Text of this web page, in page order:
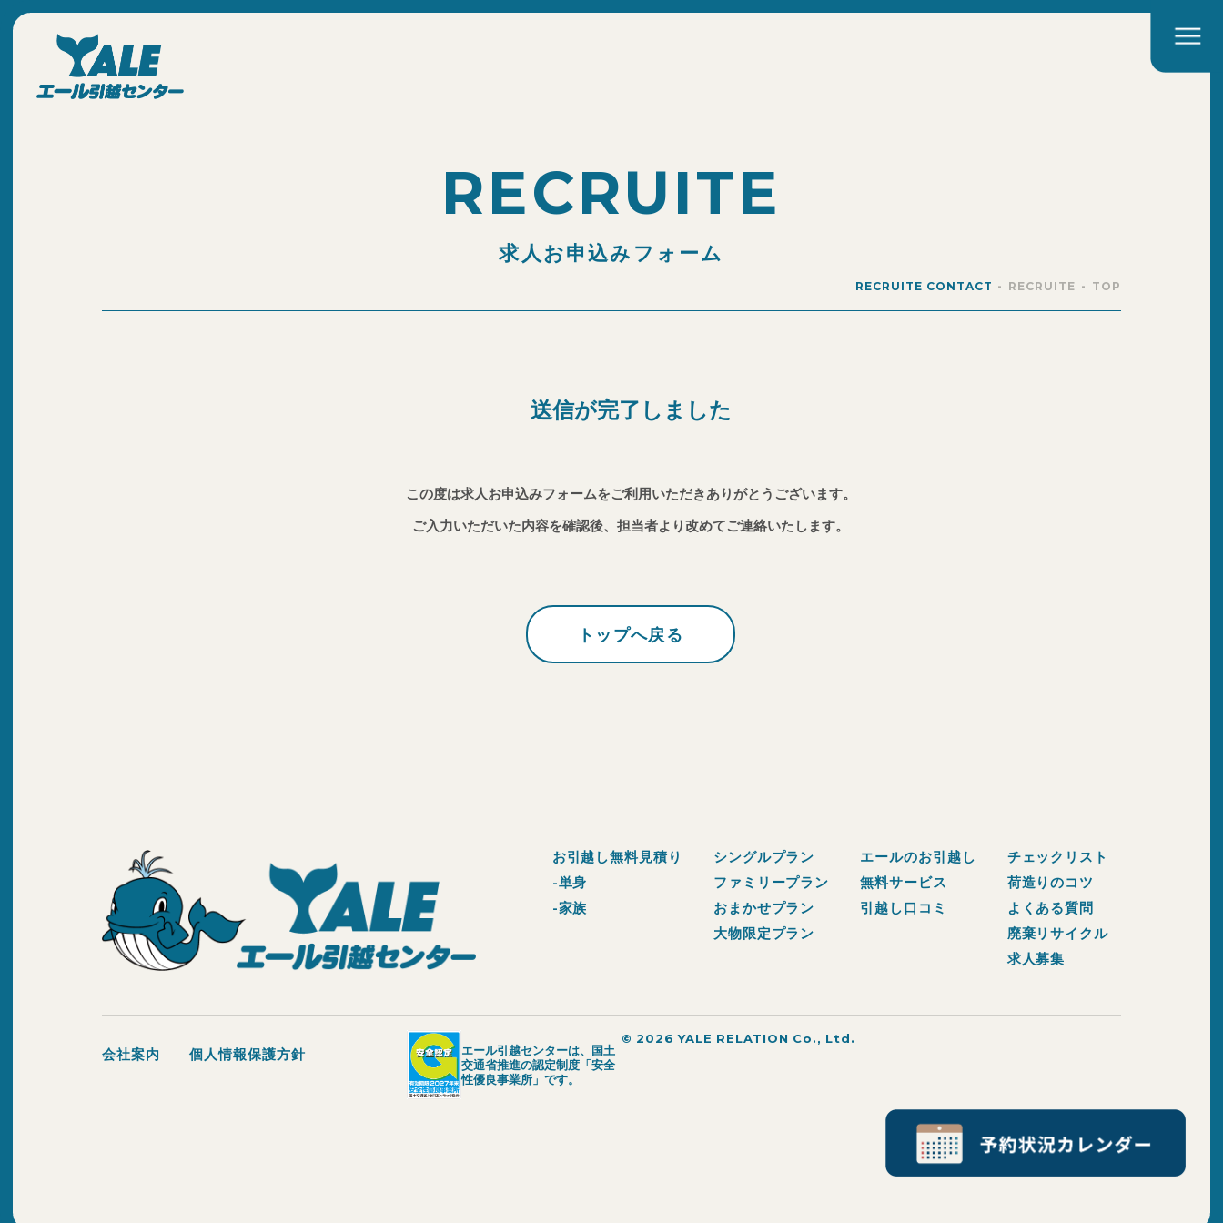
RECRUITE
求人お申込みフォーム
TOP
RECRUITE
RECRUITE CONTACT
送信が完了しました
この度は求人お申込みフォームをご利用いただきありがとうございます。
ご入力いただいた内容を確認後、担当者より改めてご連絡いたします。
トップへ戻る
お引越し無料見積り
-単身
-家族
シングルプラン
ファミリープラン
おまかせプラン
大物限定プラン
エールのお引越し
無料サービス
引越し口コミ
チェックリスト
荷造りのコツ
よくある質問
廃棄リサイクル
求人募集
会社案内 個人情報保護方針
エール引越センターは、国土
交通省推進の認定制度「安全
性優良事業所」です。
© 2026 YALE RELATION Co., Ltd.